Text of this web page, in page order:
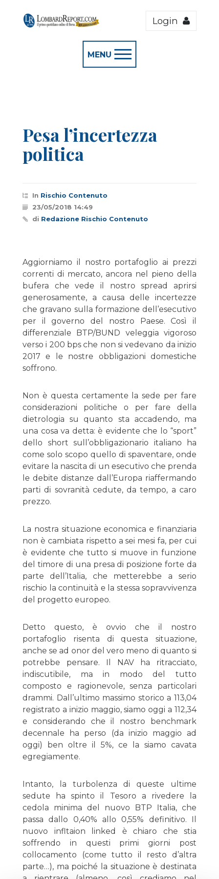
Login
MENU
Pesa l’incertezza
politica
In Rischio Contenuto
23/05/2018 14:49
di Redazione Rischio Contenuto
Aggiorniamo il nostro portafoglio ai prezzi
correnti di mercato, ancora nel pieno della
bufera che vede il nostro spread aprirsi
generosamente, a causa delle incertezze
che gravano sulla formazione dell’esecutivo
per il governo del nostro Paese. Così il
differenziale BTP/BUND veleggia vigoroso
verso i 200 bps che non si vedevano da inizio
2017 e le nostre obbligazioni domestiche
soffrono.
Non è questa certamente la sede per fare
considerazioni politiche o per fare della
dietrologia su quanto sta accadendo, ma
una cosa va detta: è evidente che lo “sport”
dello short sull’obbligazionario italiano ha
come solo scopo quello di spaventare, onde
evitare la nascita di un esecutivo che prenda
le debite distanze dall’Europa riaffermando
parti di sovranità cedute, da tempo, a caro
prezzo.
La nostra situazione economica e finanziaria
non è cambiata rispetto a sei mesi fa, per cui
è evidente che tutto si muove in funzione
del timore di una presa di posizione forte da
parte dell’Italia, che metterebbe a serio
rischio la continuità e la stessa sopravvivenza
del progetto europeo.
Detto questo, è ovvio che il nostro
portafoglio risenta di questa situazione,
anche se ad onor del vero meno di quanto si
potrebbe pensare. Il NAV ha ritracciato,
indiscutibile, ma in modo del tutto
composto e ragionevole, senza particolari
drammi. Dall’ultimo massimo storico a 113,04
registrato a inizio maggio, siamo oggi a 112,34
e considerando che il nostro benchmark
decennale ha perso (da inizio maggio ad
oggi) ben oltre il 5%, ce la siamo cavata
egregiamente.
Intanto, la turbolenza di queste ultime
sedute ha spinto il Tesoro a rivedere la
cedola minima del nuovo BTP Italia, che
passa dallo 0,40% allo 0,55% definitivo. Il
nuovo infltaion linked è chiaro che stia
soffrendo in questi primi giorni post
collocamento (come tutto il resto d’altra
parte…), ma poiché la situazione è destinata